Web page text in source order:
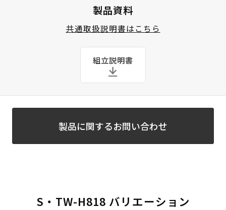
製品資料
共通取扱説明書はこちら
組立説明書
製品に関するお問い合わせ
S・TW-H818 バリエーション